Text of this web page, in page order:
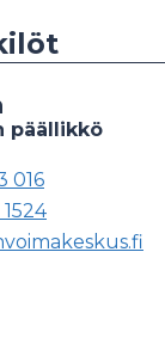
päällikkö
016